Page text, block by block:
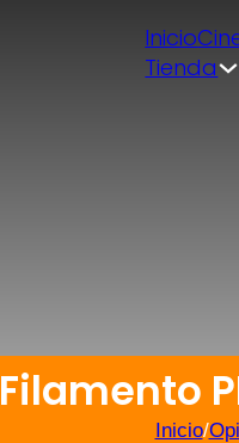
Inicio
Tienda
Filamento
Inicio/